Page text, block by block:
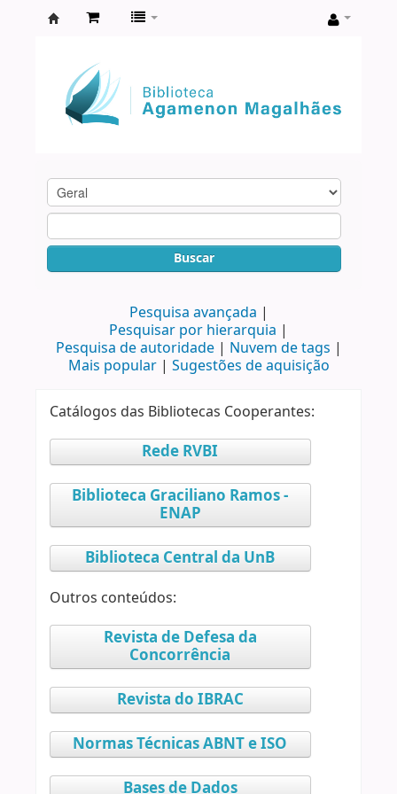
Agamenon
Magalhães
Buscar
Pesquisa avançada
Pesquisar por hierarquia
Pesquisa de autoridade
Nuvem de tags
Mais popular
Sugestões de aquisição
Catálogos das Bibliotecas Cooperantes:
Rede RVBI
Biblioteca Graciliano Ramos -
ENAP
Biblioteca Central da UnB
Outros conteúdos:
Revista de Defesa da
Concorrência
Revista do IBRAC
Normas Técnicas ABNT e ISO
Bases de Dados